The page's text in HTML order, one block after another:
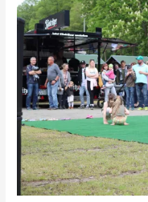
Maifest
2025